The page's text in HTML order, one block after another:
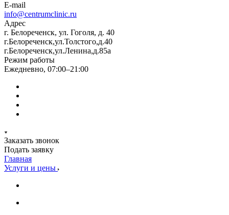
E-mail
info@centrumclinic.ru
Адрес
г. Белореченск, ул. Гоголя, д. 40
г.Белореченск,ул.Толстого,д.40
г.Белореченск,ул.Ленина,д.85а
Режим работы
Ежедневно, 07:00–21:00
Заказать звонок
Подать заявку
Главная
Услуги и цены